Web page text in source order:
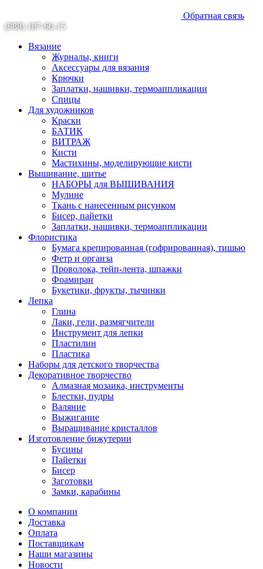
Обратная связь
(988) 187-66-15
Вязание
Журналы, книги
Аксессуары для вязания
Крючки
Заплатки, нашивки, термоаппликации
Спицы
Для художников
Краски
БАТИК
ВИТРАЖ
Кисти
Мастихины, моделирующие кисти
Вышивание, шитье
НАБОРЫ для ВЫШИВАНИЯ
Мулине
Ткань с нанесенным рисунком
Бисер, пайетки
Заплатки, нашивки, термоаппликации
Флористика
Бумага крепированная (гофрированная), тишью
Фетр и органза
Проволока, тейп-лента, шпажки
Фоамиран
Букетики, фрукты, тычинки
Лепка
Глина
Лаки, гели, размягчители
Инструмент для лепки
Пластилин
Пластика
Наборы для детского творчества
Декоративное творчество
Алмазная мозаика, инструменты
Блестки, пудры
Валяние
Выжигание
Выращивание кристаллов
Изготовление бижутерии
Бусины
Пайетки
Бисер
Заготовки
Замки, карабины
О компании
Доставка
Оплата
Поставщикам
Наши магазины
Новости